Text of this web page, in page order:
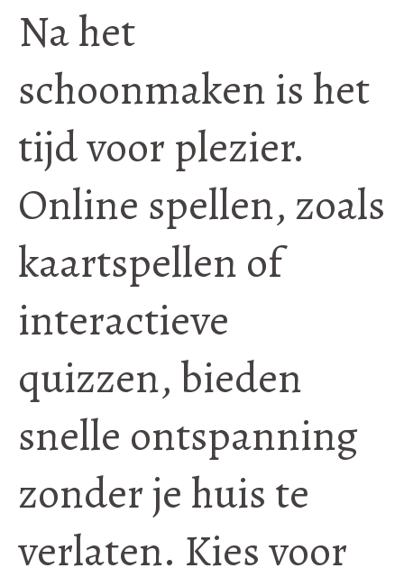
Na het
schoonmaken is het
tijd voor plezier.
Online spellen, zoals
kaartspellen of
interactieve
quizzen, bieden
snelle ontspanning
zonder je huis te
verlaten. Kies voor